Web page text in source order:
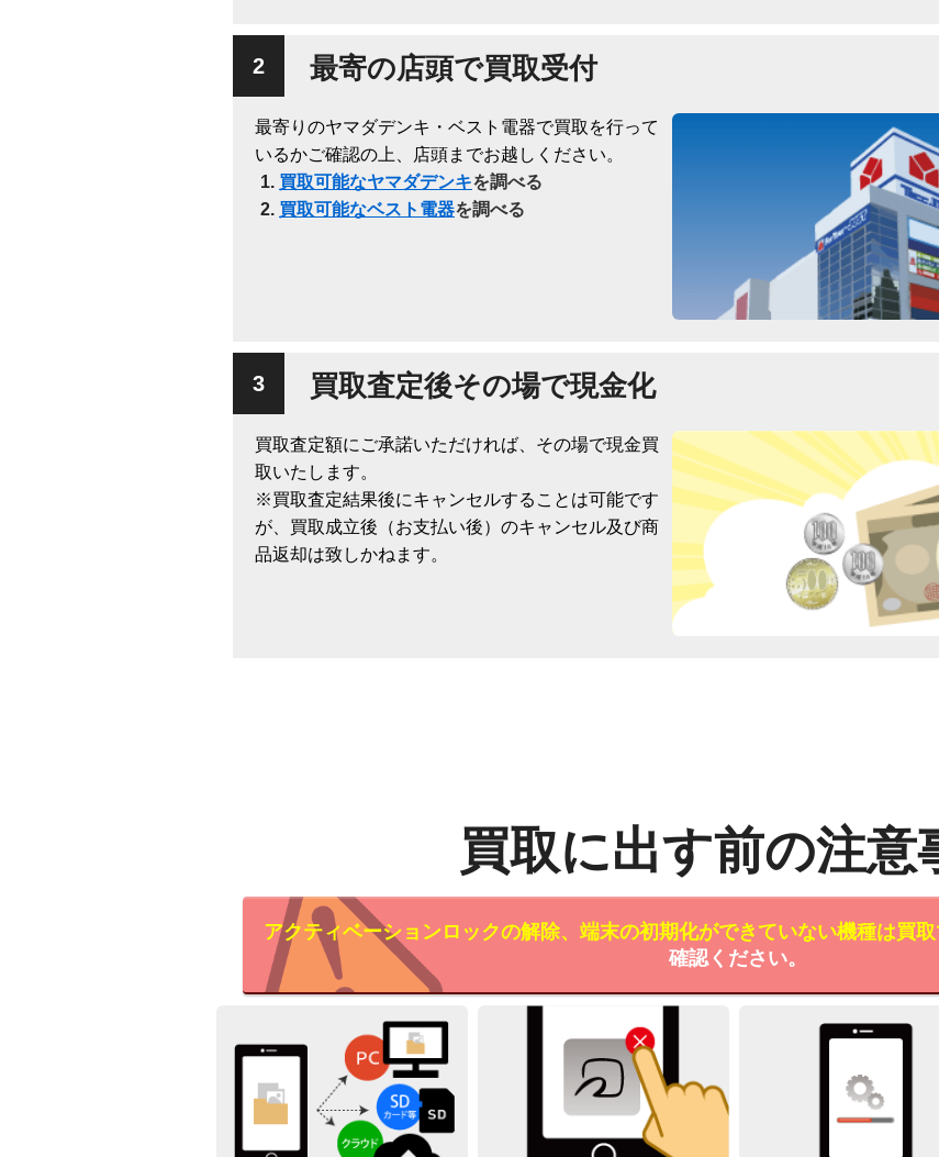
最寄の店頭で買取受付
最寄りのヤマダデンキ・ベスト電器で買取を行って
いるかご確認の上、店頭までお越しください。
買取可能なヤマダデンキを調べる
買取可能なベスト電器を調べる
買取査定後その場で現金化
買取査定額にご承諾いただければ、その場で現金買
取いたします。
※買取査定結果後にキャンセルすることは可能です
が、買取成立後（お支払い後）のキャンセル及び商
品返却は致しかねます。
買取に出す前の注意
アクティベーションロックの解除、端末の初期化ができていない機種は買取
確認ください。